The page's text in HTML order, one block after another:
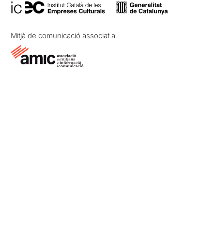
Mitjà de comunicació associat a